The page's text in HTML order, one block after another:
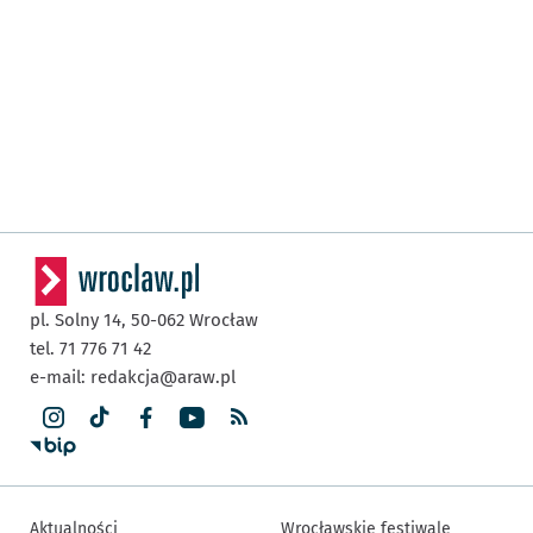
pl. Solny 14, 50-062 Wrocław
tel. 71 776 71 42
e-mail: redakcja@araw.pl
Aktualności Wrocławskie festiwale